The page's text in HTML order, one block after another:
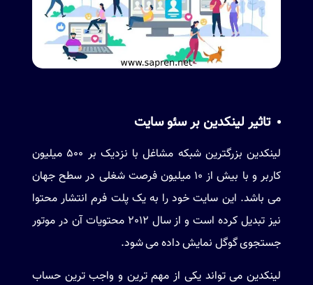
تاثیر لینکدین بر سئو سایت
لینکدین
بزرگترین شبکه مشاغل با نزدیک بر 500 میلیون
کاربر و با بیش از 10 میلیون فرصت شغلی در سطح جهان
می باشد. این سایت خود را به یک پلت فرم انتشار محتوا
نیز تبدیل کرده است و از سال 2012 محتویات آن در موتور
جستجوی گوگل نمایش داده می شود.
لینکدین می تواند یکی از مهم ترین و واجب ترین حساب